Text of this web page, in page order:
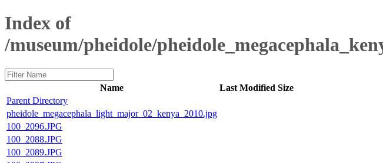
Index of
/museum/pheidole/
Name Last Modified Size
Parent Directory
pheidole_megacephala_light_major_02_kenya_2010.jpg
100_2096.JPG
100_2088.JPG
100_2089.JPG